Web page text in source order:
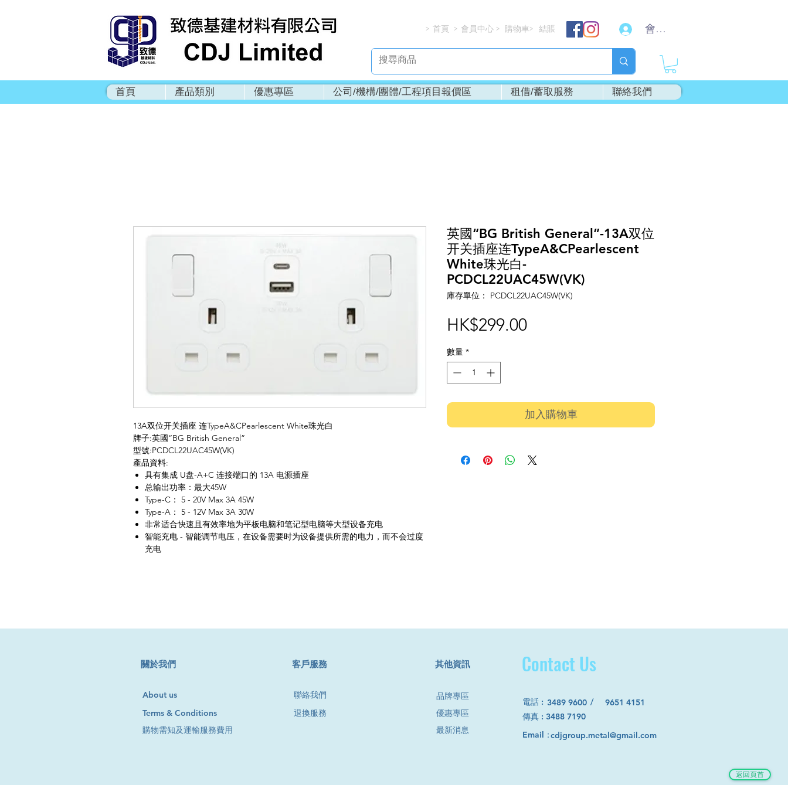
> > > >
首頁 會員中心 購物車 結賬 會員登入
首頁 產品類別 優惠專區 公司/機構/團體/工程項目報價區 租借/蓄取服務 聯絡我們
13A双位开关插座 连TypeA&CPearlescent White珠光白
牌子:英國“BG British General”
型號:PCDCL22UAC45W(VK)
產品資料:
具有集成 U盘-A+C 连接端口的 13A 电源插座
总输出功率：最大45W
Type-C： 5 - 20V Max 3A 45W
Type-A： 5 - 12V Max 3A 30W
非常适合快速且有效率地为平板电脑和笔记型电脑等大型设备充电
智能充电 - 智能调节电压，在设备需要时为设备提供所需的电力，而不会过度
充电
英國“BG British General”-13A双位
开关插座连TypeA&CPearlescent
White珠光白-
PCDCL22UAC45W(VK)
庫存單位： PCDCL22UAC45W(VK)
HK$299.00價
數量 *
加入購物車
返回頁首
​關於我們
About us
Terms & Conditions
​客戶服務
聯絡我們
退換服務
購物需知及運輸服務費用
其他資訊
品牌專區
優惠專區
最新消息
9651 4151
電話 : /
Email：cdjgroup.metal@gmail.com
Contact Us
3489 9600
​傳真 : 3488 7190